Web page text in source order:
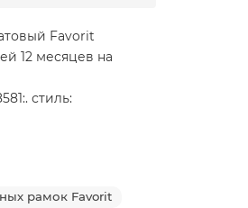
Favorit
12 месяцев на
стиль:
рамок Favorit